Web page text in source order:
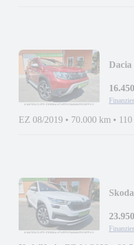
EZ 08/2019 • 70.000 km •